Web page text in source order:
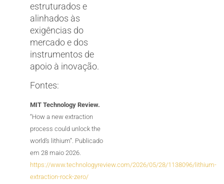
estruturados e
alinhados às
exigências do
mercado e dos
instrumentos de
apoio à inovação.
Fontes:
MIT Technology Review.
“How a new extraction
process could unlock the
world’s lithium”. Publicado
em 28 maio 2026.
https://www.technologyreview.com/2026/05/28/1138096/lithium-
extraction-rock-zero/